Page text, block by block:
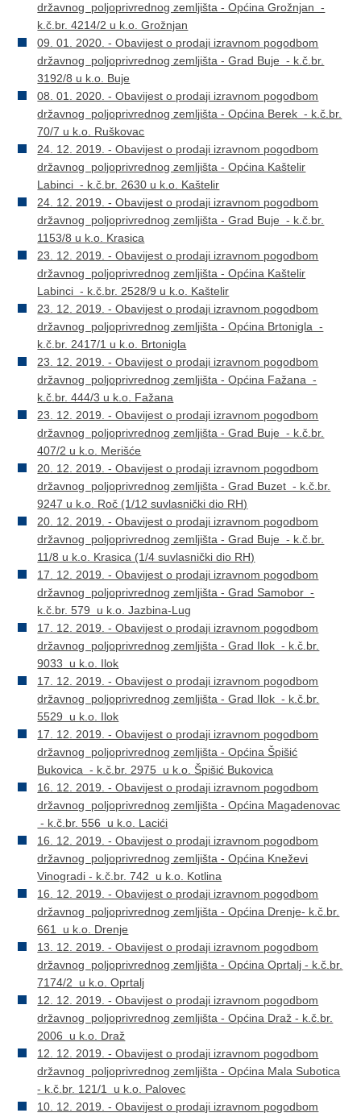
državnog poljoprivrednog zemljišta - Općina Grožnjan -
k.č.br. 4214/2 u k.o. Grožnjan
09. 01. 2020. - Obavijest o prodaji izravnom pogodbom
državnog poljoprivrednog zemljišta - Grad Buje - k.č.br.
3192/8 u k.o. Buje
08. 01. 2020. - Obavijest o prodaji izravnom pogodbom
državnog poljoprivrednog zemljišta - Općina Berek - k.č.br.
70/7 u k.o. Ruškovac
24. 12. 2019. - Obavijest o prodaji izravnom pogodbom
državnog poljoprivrednog zemljišta - Općina Kaštelir
Labinci - k.č.br. 2630 u k.o. Kaštelir
24. 12. 2019. - Obavijest o prodaji izravnom pogodbom
državnog poljoprivrednog zemljišta - Grad Buje - k.č.br.
1153/8 u k.o. Krasica
23. 12. 2019. - Obavijest o prodaji izravnom pogodbom
državnog poljoprivrednog zemljišta - Općina Kaštelir
Labinci - k.č.br. 2528/9 u k.o. Kaštelir
23. 12. 2019. - Obavijest o prodaji izravnom pogodbom
državnog poljoprivrednog zemljišta - Općina Brtonigla -
k.č.br. 2417/1 u k.o. Brtonigla
23. 12. 2019. - Obavijest o prodaji izravnom pogodbom
državnog poljoprivrednog zemljišta - Općina Fažana -
k.č.br. 444/3 u k.o. Fažana
23. 12. 2019. - Obavijest o prodaji izravnom pogodbom
državnog poljoprivrednog zemljišta - Grad Buje - k.č.br.
407/2 u k.o. Merišće
20. 12. 2019. - Obavijest o prodaji izravnom pogodbom
državnog poljoprivrednog zemljišta - Grad Buzet - k.č.br.
9247 u k.o. Roč (1/12 suvlasnički dio RH)
20. 12. 2019. - Obavijest o prodaji izravnom pogodbom
državnog poljoprivrednog zemljišta - Grad Buje - k.č.br.
11/8 u k.o. Krasica (1/4 suvlasnički dio RH)
17. 12. 2019. - Obavijest o prodaji izravnom pogodbom
državnog poljoprivrednog zemljišta - Grad Samobor -
k.č.br. 579 u k.o. Jazbina-Lug
17. 12. 2019. - Obavijest o prodaji izravnom pogodbom
državnog poljoprivrednog zemljišta - Grad Ilok - k.č.br.
9033 u k.o. Ilok
17. 12. 2019. - Obavijest o prodaji izravnom pogodbom
državnog poljoprivrednog zemljišta - Grad Ilok - k.č.br.
5529 u k.o. Ilok
17. 12. 2019. - Obavijest o prodaji izravnom pogodbom
državnog poljoprivrednog zemljišta - Općina Špišić
Bukovica - k.č.br. 2975 u k.o. Špišić Bukovica
16. 12. 2019. - Obavijest o prodaji izravnom pogodbom
državnog poljoprivrednog zemljišta - Općina Magadenovac
- k.č.br. 556 u k.o. Lacići
16. 12. 2019. - Obavijest o prodaji izravnom pogodbom
državnog poljoprivrednog zemljišta - Općina Kneževi
Vinogradi - k.č.br. 742 u k.o. Kotlina
16. 12. 2019. - Obavijest o prodaji izravnom pogodbom
državnog poljoprivrednog zemljišta - Općina Drenje- k.č.br.
661 u k.o. Drenje
13. 12. 2019. - Obavijest o prodaji izravnom pogodbom
državnog poljoprivrednog zemljišta - Općina Oprtalj - k.č.br.
7174/2 u k.o. Oprtalj
12. 12. 2019. - Obavijest o prodaji izravnom pogodbom
državnog poljoprivrednog zemljišta - Općina Draž - k.č.br.
2006 u k.o. Draž
12. 12. 2019. - Obavijest o prodaji izravnom pogodbom
državnog poljoprivrednog zemljišta - Općina Mala Subotica
- k.č.br. 121/1 u k.o. Palovec
10. 12. 2019. - Obavijest o prodaji izravnom pogodbom